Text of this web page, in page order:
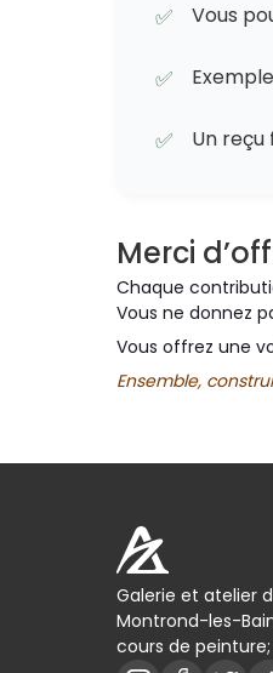
✅ Vous
✅
✅ Un
Merci
Chaque
Vous ne donnez
Vous offrez une
Ensemble,
Galerie et atelier
Montrond-les-
cours de